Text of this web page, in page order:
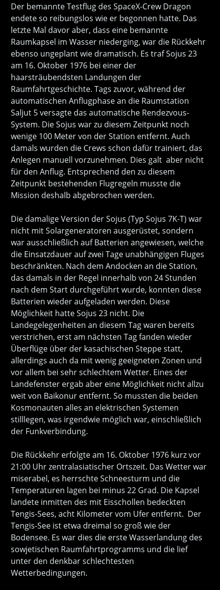
Der bemannte Testflug des SpaceX-Crew Dragon
endete so reibungslos wie er begonnen hatte. Das
letzte Mal davor aber, dass eine bemannte
Raumkapsel im Wasser niederging, war die Rückkehr
ebenso ungeplant wie dramatisch. Es traf Sojus 23
am 16. Oktober 1976 bei einer der
haarsträubendsten Landungen der
Raumfahrtgeschichte. Tags zuvor, während der
automatischen Anflugphase an die Raumstation
Saljut 5 versagte das automatische Rendezvous-
System. Die Sojus war zu diesem Zeitpunkt noch
wenige 100 Meter von der Station entfernt. Auch
damals wurden die Crews schon dafür trainiert, das
Anlegen manuell vorzunehmen. Dies galt aber nicht
für den Anflug. Entsprechend den zu diesem
Zeitpunkt bestehenden Flugregeln musste die
Mission deshalb abgebrochen werden.
Die damalige Version der Sojus (Typ Sojus 7K-T) war
nicht mit Solargeneratoren ausgerüstet, sondern
war ausschließlich auf Batterien angewiesen, welche
die Einsatzdauer auf zwei Tage unabhängigen Fluges
beschränkten. Nach dem Andocken an die Station,
das damals in der Regel innerhalb von 24 Stunden
nach dem Start durchgeführt wurde, konnten diese
Batterien wieder aufgeladen werden. Diese
Möglichkeit hatte Sojus 23 nicht. Die
Landegelegenheiten an diesem Tag waren bereits
verstrichen, erst am nächsten Tag fanden wieder
Überflüge über der kasachischen Steppe statt,
allerdings auch da mit wenig geeigneten Zonen und
vor allem bei sehr schlechtem Wetter. Eines der
Landefenster ergab aber eine Möglichkeit nicht allzu
weit von Baikonur entfernt. So mussten die beiden
Kosmonauten alles an elektrischen Systemen
stilllegen, was irgendwie möglich war, einschließlich
der Funkverbindung.
Die Rückkehr erfolgte am 16. Oktober 1976 kurz vor
21:00 Uhr zentralasiatischer Ortszeit. Das Wetter war
miserabel, es herrschte Schneesturm und die
Temperaturen lagen bei minus 22 Grad. Die Kapsel
landete inmitten des mit Eisschollen bedeckten
Tengis-Sees, acht Kilometer vom Ufer entfernt. Der
Tengis-See ist etwa dreimal so groß wie der
Bodensee. Es war dies die erste Wasserlandung des
sowjetischen Raumfahrtprogramms und die lief
unter den denkbar schlechtesten
Wetterbedingungen.